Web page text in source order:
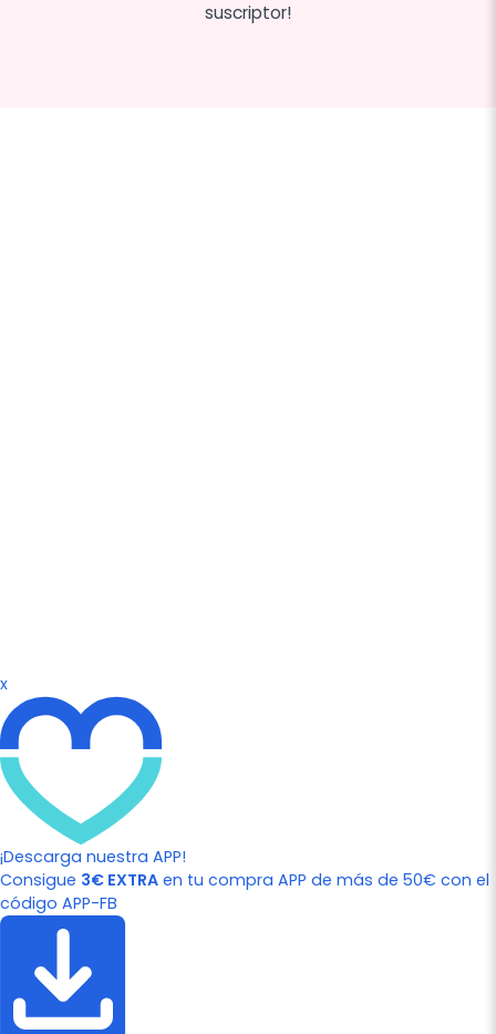
suscriptor!
x
¡Descarga nuestra APP!
Consigue 3€ EXTRA en tu compra APP de más de 50€ con el
código APP-FB